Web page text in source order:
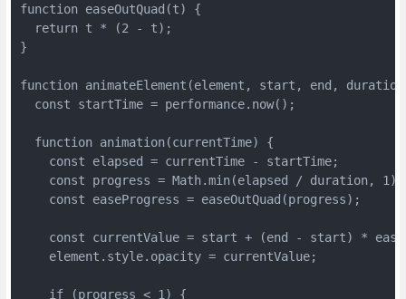
function easeOutQuad(t) {
  return t * (2 - t);
}
function animateElement(element, start, end,
  const startTime = performance.now();
  function animation(currentTime) {
    const elapsed = currentTime - startTime;
    const progress = Math.min(elapsed / duration, 1);
    const easeProgress = easeOutQuad(progress);
const currentValue = start + (end - start) *
    element.style.opacity = currentValue;
    if (progress < 1) {